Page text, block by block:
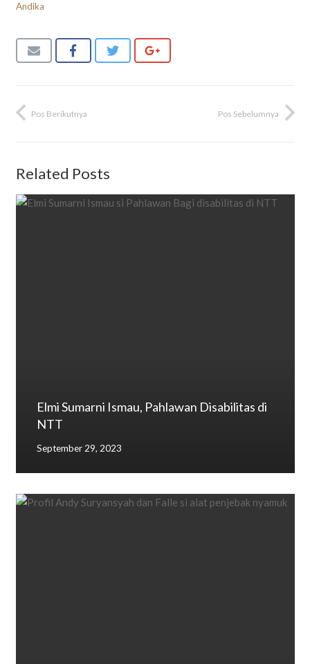
Andika
Pos Sebelumnya
Pos Berikutnya
Related Posts
Elmi Sumarni Ismau, Pahlawan Disabilitas di
NTT
September 29, 2023